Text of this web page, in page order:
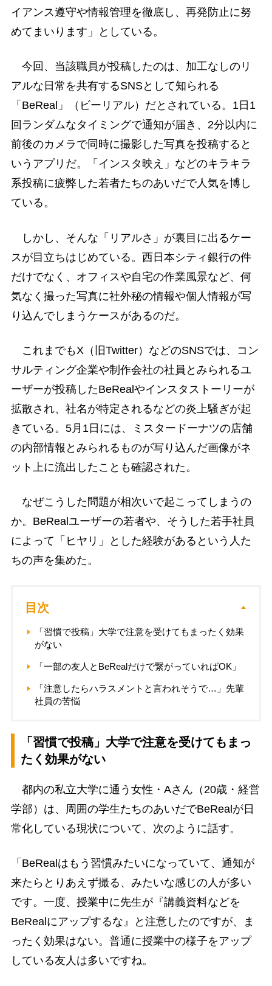
イアンス遵守や情報管理を徹底し、再発防止に努
めてまいります」としている。
今回、当該職員が投稿したのは、加工なしのリ
アルな日常を共有するSNSとして知られる
「BeReal」（ビーリアル）だとされている。1日1
回ランダムなタイミングで通知が届き、2分以内に
前後のカメラで同時に撮影した写真を投稿すると
いうアプリだ。「インスタ映え」などのキラキラ
系投稿に疲弊した若者たちのあいだで人気を博し
ている。
しかし、そんな「リアルさ」が裏目に出るケー
スが目立ちはじめている。西日本シティ銀行の件
だけでなく、オフィスや自宅の作業風景など、何
気なく撮った写真に社外秘の情報や個人情報が写
り込んでしまうケースがあるのだ。
これまでもX（旧Twitter）などのSNSでは、コン
サルティング企業や制作会社の社員とみられるユ
ーザーが投稿したBeRealやインスタストーリーが
拡散され、社名が特定されるなどの炎上騒ぎが起
きている。5月1日には、ミスタードーナツの店舗
の内部情報とみられるものが写り込んだ画像がネ
ット上に流出したことも確認された。
なぜこうした問題が相次いで起こってしまうの
か。BeRealユーザーの若者や、そうした若手社員
によって「ヒヤリ」とした経験があるという人た
ちの声を集めた。
目次
「習慣で投稿」大学で注意を受けてもまったく効果
がない
「一部の友人とBeRealだけで繋がっていればOK」
「注意したらハラスメントと言われそうで…」先輩
社員の苦悩
「習慣で投稿」大学で注意を受けてもまっ
たく効果がない
都内の私立大学に通う女性・Aさん（20歳・経営
学部）は、周囲の学生たちのあいだでBeRealが日
常化している現状について、次のように話す。
「BeRealはもう習慣みたいになっていて、通知が
来たらとりあえず撮る、みたいな感じの人が多い
です。一度、授業中に先生が『講義資料などを
BeRealにアップするな』と注意したのですが、ま
ったく効果はない。普通に授業中の様子をアップ
している友人は多いですね。